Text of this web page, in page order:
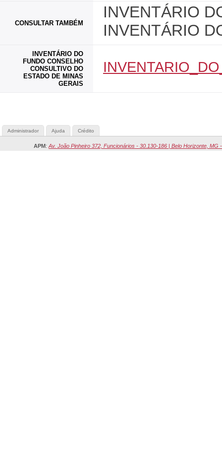
CONSULTAR TAMBÉM
INVENTÁRIO
INVENTÁRIO
INVENTÁRIO DO
FUNDO CONSELHO
CONSULTIVO DO
ESTADO DE MINAS
GERAIS
Administrador Ajuda Crédito
APM: Av. João Pinheiro 372, Funcionários - 30.130-186 | Belo Horizonte, MG